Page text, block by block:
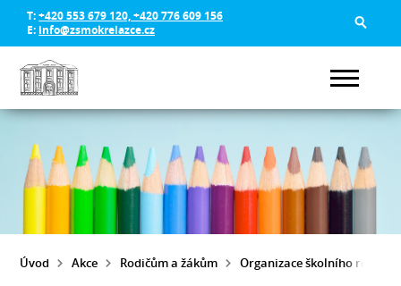
T:+420 553 679 120, +420 776 609 156
E: info@zsmokrelazce.cz
Úvod Akce Rodičům a žákům Organizace školního roku